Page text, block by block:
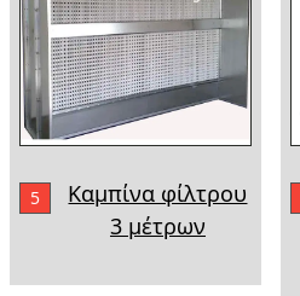
5
Καμπίνα φίλτρου
3 μέτρων